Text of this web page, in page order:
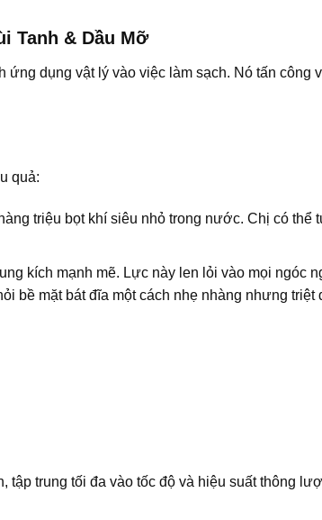
Tanh & Dầu Mỡ
dụng vật lý vào việc làm sạch. Nó tấn công
quả:
triệu bọt khí siêu nhỏ trong nước. Chị có thể
kích mạnh mẽ. Lực này len lỏi vào mọi ngóc
bề mặt bát đĩa một cách nhẹ nhàng nhưng triệt
tập trung tối đa vào tốc độ và hiệu suất thông